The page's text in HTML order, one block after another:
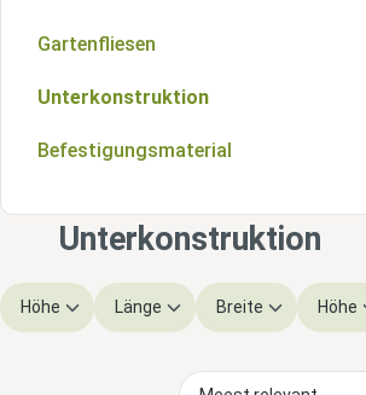
Vollprofile Terrassendielen
Gartenfliesen
Unterkonstruktion
Befestigungsmaterial
Unterkonstruktion
Höhe Länge Breite Höhe